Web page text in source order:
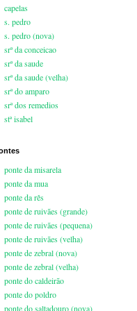
capelas
s. pedro
s. pedro (nova)
srª da conceicao
srª da saude
srª da saude (velha)
srª do amparo
srª dos remedios
stª isabel
ponte da misarela
ponte da mua
ponte da rês
ponte de ruivães (grande)
ponte de ruivães (pequena)
ponte de ruivães (velha)
ponte de zebral (nova)
ponte de zebral (velha)
ponte do caldeirão
ponte do poldro
ponte do saltadouro (nova)